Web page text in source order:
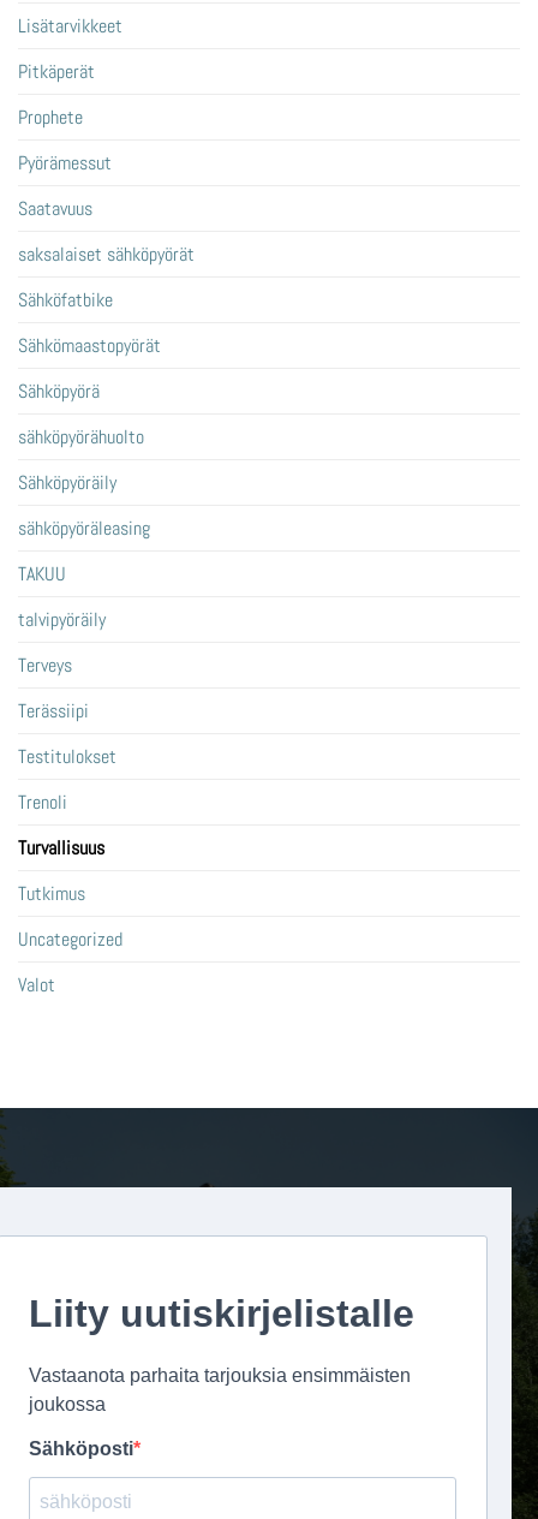
Lisätarvikkeet
Pitkäperät
Prophete
Pyörämessut
Saatavuus
saksalaiset sähköpyörät
Sähköfatbike
Sähkömaastopyörät
Sähköpyörä
sähköpyörähuolto
Sähköpyöräily
sähköpyöräleasing
TAKUU
talvipyöräily
Terveys
Terässiipi
Testitulokset
Trenoli
Turvallisuus
Tutkimus
Uncategorized
Valot